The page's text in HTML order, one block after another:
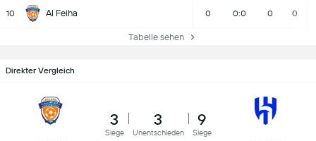
10 Al Feiha 0 0:0 0 0
Tabelle sehen
Direkter Vergleich
3
Siege
3
Unentschieden
9
Siege